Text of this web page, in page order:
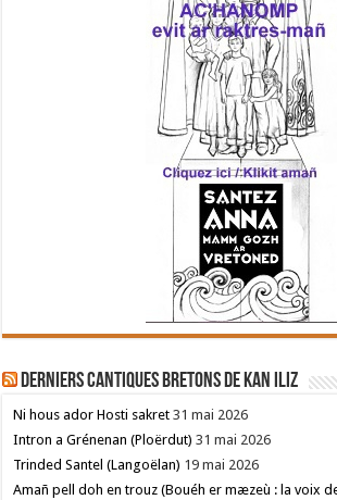
Derniers cantiques bretons de Kan Iliz
Ni hous ador Hosti sakret 31 mai 2026
Intron a Grénenan (Ploërdut) 31 mai 2026
Trinded Santel (Langoëlan) 19 mai 2026
Amañ pell doh en trouz (Bouéh er mæzeù : la voix